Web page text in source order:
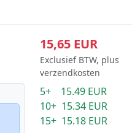
15,65 EUR
Exclusief BTW, plus
verzendkosten
5+ 15.49 EUR
10+ 15.34 EUR
15+ 15.18 EUR